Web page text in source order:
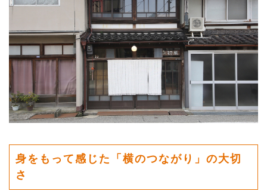
身をもって感じた「横のつながり」の大切
さ